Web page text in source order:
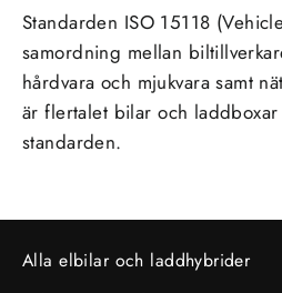
Standarden ISO 15118
samordning mellan
hårdvara och mjukvara samt
är flertalet bilar och
standarden.
Alla elbilar och laddhybrider